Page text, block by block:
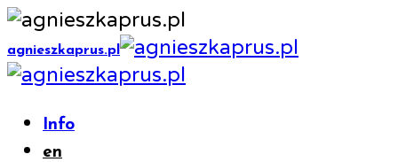
agnieszkaprus.pl
Info
en